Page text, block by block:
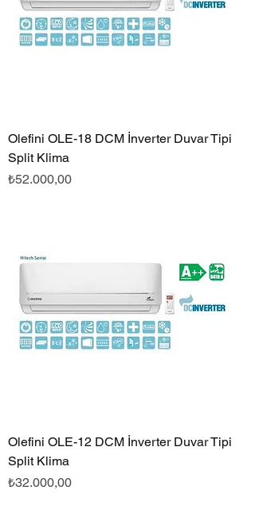
Olefini OLE-18 DCM İnverter Duvar Tipi
Split Klima
Fiyat
₺52.000,00
Olefini OLE-12 DCM İnverter Duvar Tipi
Split Klima
Fiyat
₺32.000,00